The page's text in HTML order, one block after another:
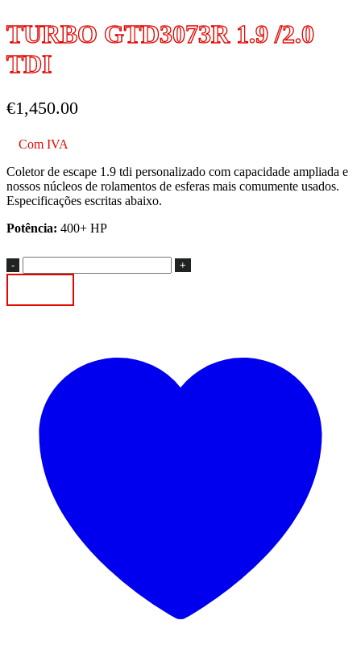
TURBO GTD3073R 1.9 /2.0
TDI
€1,450.00
Com IVA
Coletor de escape 1.9 tdi personalizado com capacidade ampliada e
nossos núcleos de rolamentos de esferas mais comumente usados.
Especificações escritas abaixo.
Potência: 400+ HP
de
GTD3073R